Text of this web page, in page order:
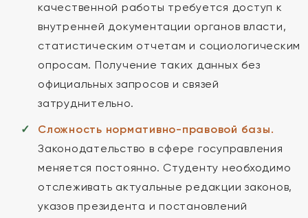
качественной работы требуется доступ к
внутренней документации органов власти,
статистическим отчетам и социологическим
опросам. Получение таких данных без
официальных запросов и связей
затруднительно.
Сложность нормативно-правовой базы.
Законодательство в сфере госуправления
меняется постоянно. Студенту необходимо
отслеживать актуальные редакции законов,
указов президента и постановлений